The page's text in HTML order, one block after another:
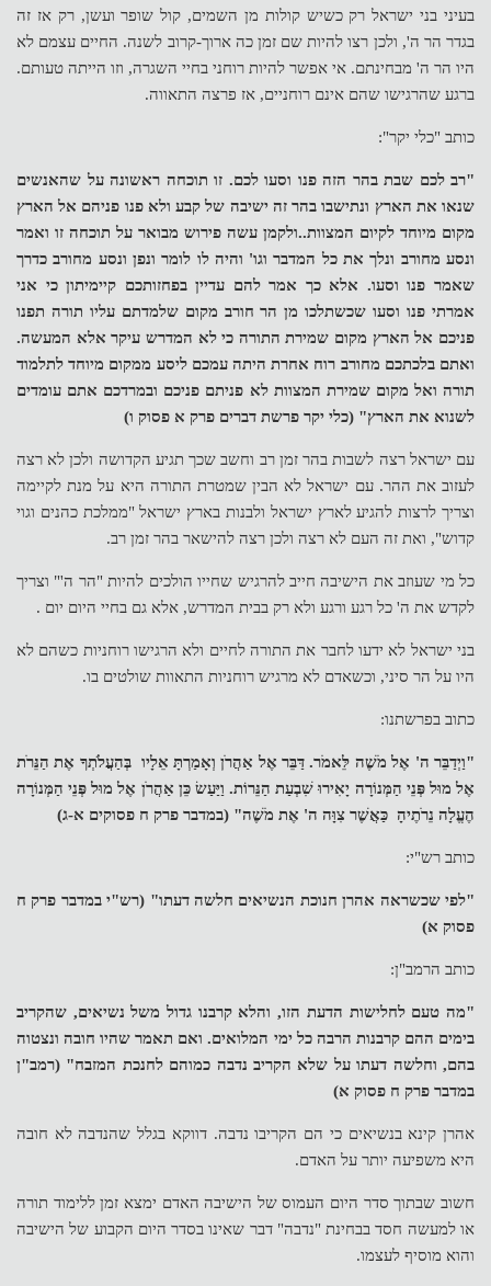
בעיני בני ישראל רק כשיש קולות מן השמים, קול שופר ועשן, רק אז זה
בגדר הר ה', ולכן רצו להיות שם זמן כה ארוך-קרוב לשנה. החיים עצמם לא
היו הר ה' מבחינתם. אי אפשר להיות רוחני בחיי השגרה, וזו הייתה טעותם.
ברגע שהרגישו שהם אינם רוחניים, אז פרצה התאווה.
כותב "כלי יקר":
"רב לכם שבת בהר הזה פנו וסעו לכם. זו תוכחה ראשונה על שהאנשים
שנאו את הארץ ונתישבו בהר זה ישיבה של קבע ולא פנו פניהם אל הארץ
מקום מיוחד לקיום המצוות..ולקמן עשה פירוש מבואר על תוכחה זו ואמר
ונסע מחורב ונלך את כל המדבר וגו' והיה לו לומר ונפן ונסע מחורב כדרך
שאמר פנו וסעו. אלא כך אמר להם עדיין בפחזותכם קיימיתון כי אני
אמרתי פנו וסעו שכשתלכו מן הר חורב מקום שלמדתם עליו תורה תפנו
פניכם אל הארץ מקום שמירת התורה כי לא המדרש עיקר אלא המעשה.
ואתם בלכתכם מחורב רוח אחרת היתה עמכם ליסע ממקום מיוחד לתלמוד
תורה ואל מקום שמירת המצוות לא פניתם פניכם ובמרדכם אתם עומדים
לשנוא את הארץ" (כלי יקר פרשת דברים פרק א פסוק ו)
עם ישראל רצה לשבות בהר זמן רב וחשב שכך תגיע הקדושה ולכן לא רצה
לעזוב את ההר. עם ישראל לא הבין שמטרת התורה היא על מנת לקיימה
וצריך לרצות להגיע לארץ ישראל ולבנות בארץ ישראל "ממלכת כהנים וגוי
קדוש", ואת זה העם לא רצה ולכן רצה להישאר בהר זמן רב.
כל מי שעוזב את הישיבה חייב להרגיש שחייו הולכים להיות "הר ה'" וצריך
לקדש את ה' כל רגע ורגע ולא רק בבית המדרש, אלא גם בחיי היום יום .
בני ישראל לא ידעו לחבר את התורה לחיים ולא הרגישו רוחניות כשהם לא
היו על הר סיני, וכשאדם לא מרגיש רוחניות התאוות שולטים בו.
כתוב בפרשתנו:
"וַיְדַבֵּר ה' אֶל מֹשֶׁה לֵּאמֹר. דַּבֵּר אֶל אַהֲרֹן וְאָמַרְתָּ אֵלָיו בְּהַעֲלֹתְךָ אֶת הַנֵּרֹת
אֶל מוּל פְּנֵי הַמְּנוֹרָה יָאִירוּ שִׁבְעַת הַנֵּרוֹת. וַיַּעַשׂ כֵּן אַהֲרֹן אֶל מוּל פְּנֵי הַמְּנוֹרָה
הֶעֱלָה נֵרֹתֶיהָ כַּאֲשֶׁר צִוָּה ה' אֶת מֹשֶׁה" (במדבר פרק ח פסוקים א-ג)
כותב רש"י:
"לפי שכשראה אהרן חנוכת הנשיאים חלשה דעתו" (רש"י במדבר פרק ח
פסוק א)
כותב הרמב"ן:
"מה טעם לחלישות הדעת הזו, והלא קרבנו גדול משל נשיאים, שהקריב
בימים ההם קרבנות הרבה כל ימי המלואים. ואם תאמר שהיו חובה ונצטוה
בהם, וחלשה דעתו על שלא הקריב נדבה כמוהם לחנכת המזבח" (רמב"ן
במדבר פרק ח פסוק א)
אהרן קינא בנשיאים כי הם הקריבו נדבה. דווקא בגלל שהנדבה לא חובה
היא משפיעה יותר על האדם.
חשוב שבתוך סדר היום העמוס של הישיבה האדם ימצא זמן ללימוד תורה
או למעשה חסד בבחינת "נדבה" דבר שאינו בסדר היום הקבוע של הישיבה
והוא מוסיף לעצמו.